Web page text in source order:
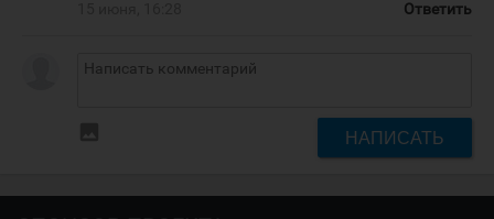
Ответить
НАПИСАТЬ